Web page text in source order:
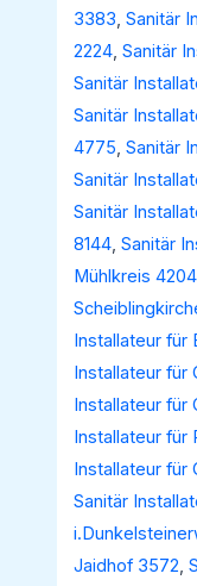
3383,Sanitär
2224,Sanitär
Sanitär
Sanitär
4775,Sanitär
Sanitär
Sanitär
8144,Sanitär
Mühlkreis 4204
Installateur für
Installateur für
Installateur für
Installateur für
Installateur für
Sanitär
Jaidhof 3572,